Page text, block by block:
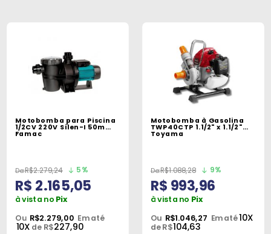
Motobomba para Piscina
1/2CV 220V Silen-I 50m
Famac
R$2.279,24 5%
R$ 2.165,05
à vista no Pix
Ou R$2.279,00 Em até
10X de R$227,90
Motobomba à Gasolina
TWP40CTP 1.1/2" x 1.1/2"
Toyama
R$1.088,28 9%
R$ 993,96
à vista no Pix
Ou R$1.046,27 Em até10X
de R$104,63